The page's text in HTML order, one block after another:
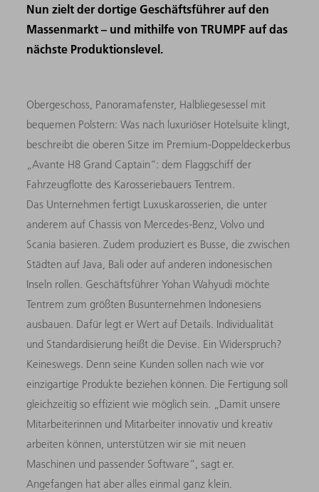
Nun zielt der dortige Geschäftsführer auf den
Massenmarkt – und mithilfe von TRUMPF auf das
nächste Produktionslevel.
Obergeschoss, Panoramafenster, Halbliegesessel mit
bequemen Polstern: Was nach luxuriöser Hotelsuite klingt,
beschreibt die oberen Sitze im Premium-Doppeldeckerbus
„Avante H8 Grand Captain“: dem Flaggschiff der
Fahrzeugflotte des Karosseriebauers Tentrem.
Das Unternehmen fertigt Luxuskarosserien, die unter
anderem auf Chassis von Mercedes-Benz, Volvo und
Scania basieren. Zudem produziert es Busse, die zwischen
Städten auf Java, Bali oder auf anderen indonesischen
Inseln rollen. Geschäftsführer Yohan Wahyudi möchte
Tentrem zum größten Busunternehmen Indonesiens
ausbauen. Dafür legt er Wert auf Details. Individualität
und Standardisierung heißt die Devise. Ein Widerspruch?
Keineswegs. Denn seine Kunden sollen nach wie vor
einzigartige Produkte beziehen können. Die Fertigung soll
gleichzeitig so effizient wie möglich sein. „Damit unsere
Mitarbeiterinnen und Mitarbeiter innovativ und kreativ
arbeiten können, unterstützen wir sie mit neuen
Maschinen und passender Software“, sagt er.
Angefangen hat aber alles einmal ganz klein.